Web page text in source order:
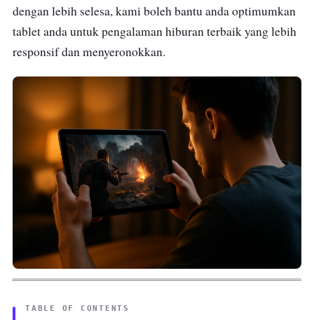
dengan lebih selesa, kami boleh bantu anda optimumkan
tablet anda untuk pengalaman hiburan terbaik yang lebih
responsif dan menyeronokkan.
TABLE OF CONTENTS